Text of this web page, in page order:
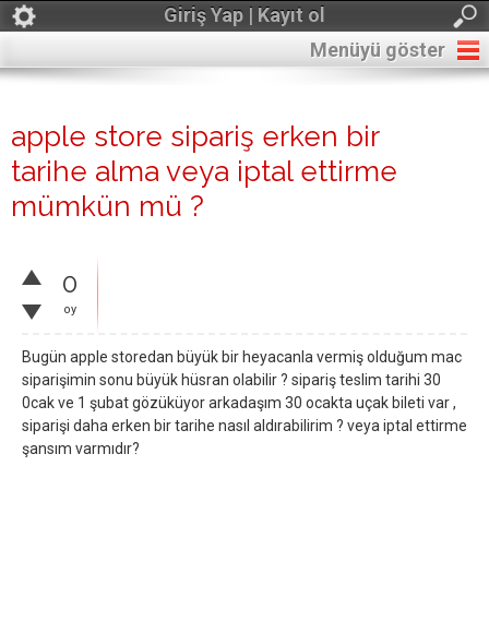
Giriş Yap | Kayıt ol
Menüyü göster
apple store sipariş erken bir
tarihe alma veya iptal ettirme
mümkün mü ?
0
oy
Bugün apple storedan büyük bir heyacanla vermiş olduğum mac
siparişimin sonu büyük hüsran olabilir ? sipariş teslim tarihi 30
0cak ve 1 şubat gözüküyor arkadaşım 30 ocakta uçak bileti var ,
siparişi daha erken bir tarihe nasıl aldırabilirim ? veya iptal ettirme
şansım varmıdır?